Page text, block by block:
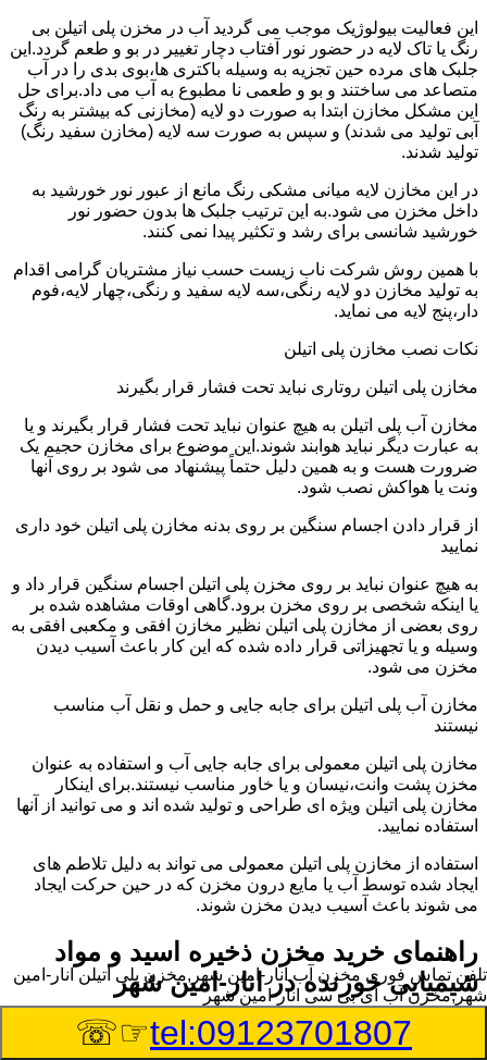
این فعالیت بیولوژیک موجب می گردید آب در مخزن پلی اتیلن بی
رنگ یا تاک لایه در حضور نور آفتاب دچار تغییر در بو و طعم گردد.این
جلبک های مرده حین تجزیه به وسیله باکتری ها،بوی بدی را در آب
متصاعد می ساختند و بو و طعمی نا مطبوع به آب می داد.برای حل
این مشکل مخازن ابتدا به صورت دو لایه (مخازنی که بیشتر به رنگ
آبی تولید می شدند) و سپس به صورت سه لایه (مخازن سفید رنگ)
تولید شدند.
در این مخازن لایه میانی مشکی رنگ مانع از عبور نور خورشید به
داخل مخزن می شود.به این ترتیب جلبک ها بدون حضور نور
خورشید شانسی برای رشد و تکثیر پیدا نمی کنند.
با همین روش شرکت ناب زیست حسب نیاز مشتریان گرامی اقدام
به تولید مخازن دو لایه رنگی،سه لایه سفید و رنگی،چهار لایه،فوم
دار،پنج لایه می نماید.
نکات نصب مخازن پلی اتیلن
مخازن پلی اتیلن روتاری نباید تحت فشار قرار بگیرند
مخازن آب پلی اتیلن به هیچ عنوان نباید تحت فشار قرار بگیرند و یا
به عبارت دیگر نباید هوابند شوند.این موضوع برای مخازن حجیم یک
ضرورت هست و به همین دلیل حتماً پیشنهاد می شود بر روی آنها
ونت یا هواکش نصب شود.
از قرار دادن اجسام سنگین بر روی بدنه مخازن پلی اتیلن خود داری
نمایید
به هیچ عنوان نباید بر روی مخزن پلی اتیلن اجسام سنگین قرار داد و
یا اینکه شخصی بر روی مخزن برود.گاهی اوقات مشاهده شده بر
روی بعضی از مخازن پلی اتیلن نظیر مخازن افقی و مکعبی افقی به
وسیله و یا تجهیزاتی قرار داده شده که این کار باعث آسیب دیدن
مخزن می شود.
مخازن آب پلی اتیلن برای جابه جایی و حمل و نقل آب مناسب
نیستند
مخازن پلی اتیلن معمولی برای جابه جایی آب و استفاده به عنوان
مخزن پشت وانت،نیسان و یا خاور مناسب نیستند.برای اینکار
مخازن پلی اتیلن ویژه ای طراحی و تولید شده اند و می توانید از آنها
استفاده نمایید.
استفاده از مخازن پلی اتیلن معمولی می تواند به دلیل تلاطم های
ایجاد شده توسط آب یا مایع درون مخزن که در حین حرکت ایجاد
می شوند باعث آسیب دیدن مخزن شوند.
راهنمای خرید مخزن ذخیره اسید و مواد
شیمیایی خورنده در انار-امین شهر
مخزن ذخیره اسید و مواد شیمیایی باید به گونه ای تولید شوند که
بتوانند در برابر چگالی نسبتا بالا و خورندگی انواع اسیدها مقاومت
تلفن تماس فوری مخزن آب انار-امین شهر,مخزن پلی اتیلن انار-امین
شهر,مخزن آب ای بی سی انار-امین شهر
tel:09123701807
☞☏